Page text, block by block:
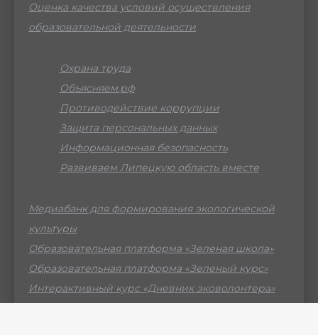
Оценка качества условий осуществления
образовательной деятельности
Охрана труда
Объясняем.рф
Противодействие коррупции
Защита персональных данных
Информационная безопасность
Развиваем Липецкую область вместе
Медиабанк для формирования экологической
культуры
Образовательная платформа «Зеленая школа»
Образовательная платформа «Зеленый курс»
Интерактивный курс «Дневник эковолонтера»